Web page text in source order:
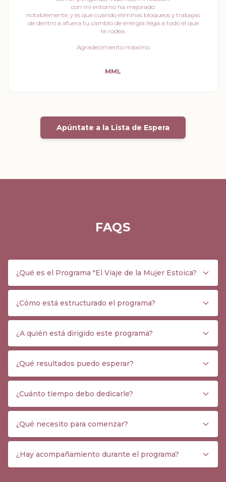
con mi entorno ha mejorado
notablemente, y es que cuando eliminas bloqueos y trabajas
de dentro a afuera tu cambio de energía llega a todo el que
te rodea.
Agradecimiento máximo
MML
Apúntate a la Lista de Espera
FAQS
¿Qué es el Programa "El Viaje de la Mujer Estoica?
¿Cómo está estructurado el programa?
¿A quién está dirigido este programa?
¿Qué resultados puedo esperar?
¿Cuánto tiempo debo dedicarle?
¿Qué necesito para comenzar?
¿Hay acompañamiento durante el programa?